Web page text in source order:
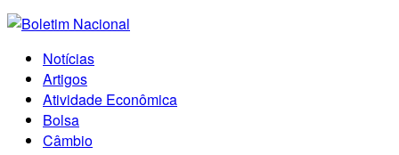
Notícias
Artigos
Atividade Econômica
Bolsa
Câmbio